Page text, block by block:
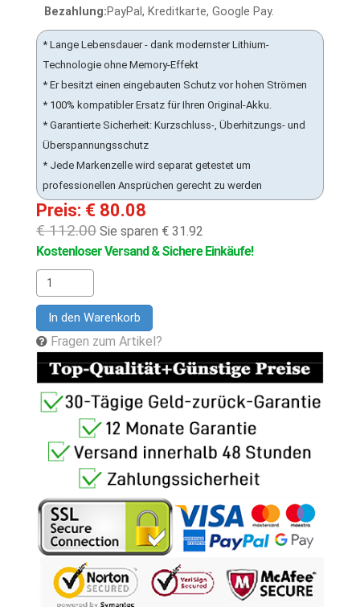
Bezahlung:PayPal, Kreditkarte, Google Pay.
* Lange Lebensdauer - dank modernster Lithium-
Technologie ohne Memory-Effekt
* Er besitzt einen eingebauten Schutz vor hohen Strömen
* 100% kompatibler Ersatz für Ihren Original-Akku.
* Garantierte Sicherheit: Kurzschluss-, Überhitzungs- und
Überspannungsschutz
* Jede Markenzelle wird separat getestet um
professionellen Ansprüchen gerecht zu werden
Preis: € 80.08
€ 112.00 Sie sparen € 31.92
Kostenloser Versand & Sichere Einkäufe!
In den Warenkorb
Fragen zum Artikel?